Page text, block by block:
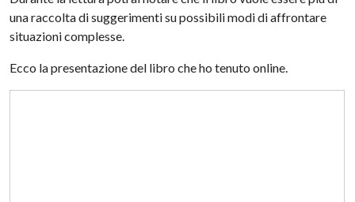
una raccolta di suggerimenti su possibili modi di affrontare
situazioni complesse.
Ecco la presentazione del libro che ho tenuto online.